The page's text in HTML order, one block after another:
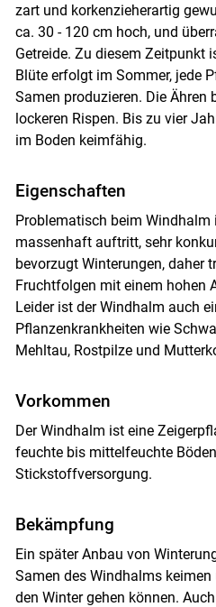
zart und korkenzieherartig
ca. 30 - 120 cm hoch, und
Getreide. Zu diesem Zeitpunkt
Blüte erfolgt im Sommer, jede
Samen produzieren. Die Ähren
lockeren Rispen. Bis zu vier
im Boden keimfähig.
Eigenschaften
Problematisch beim Windhalm
massenhaft auftritt, sehr
bevorzugt Winterungen, daher
Fruchtfolgen mit einem hohen
Leider ist der Windhalm auch
Pflanzenkrankheiten wie
Mehltau, Rostpilze und
Vorkommen
Der Windhalm ist eine
feuchte bis mittelfeuchte
Stickstoffversorgung.
Bekämpfung
Ein später Anbau von
Samen des Windhalms
den Winter gehen können.